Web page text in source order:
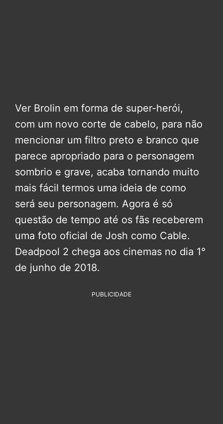
Ver Brolin em forma de super-herói,
com um novo corte de cabelo, para não
mencionar um filtro preto e branco que
parece apropriado para o personagem
sombrio e grave, acaba tornando muito
mais fácil termos uma ideia de como
será seu personagem. Agora é só
questão de tempo até os fãs receberem
uma foto oficial de Josh como Cable.
Deadpool 2 chega aos cinemas no dia 1°
de junho de 2018.
PUBLICIDADE